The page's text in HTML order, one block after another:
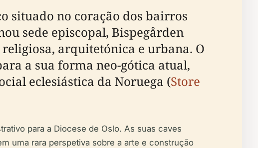
situado no coração dos bairros
sede episcopal, Bispegården
arquitetónica e urbana. O
a sua forma neo-gótica atual,
eclesiástica da Noruega (Store
para a Diocese de Oslo. As suas caves
uma rara perspetiva sobre a arte e construção